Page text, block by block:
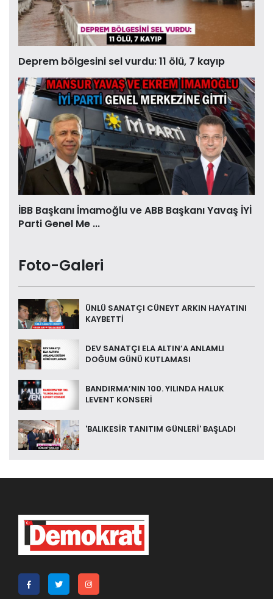
Deprem bölgesini sel vurdu: 11 ölü, 7 kayıp
İBB Başkanı İmamoğlu ve ABB Başkanı Yavaş İYİ
Parti Genel Me ...
Foto-Galeri
ÜNLÜ SANATÇI CÜNEYT ARKIN HAYATINI
KAYBETTİ
DEV SANATÇI ELA ALTIN’A ANLAMLI
DOĞUM GÜNÜ KUTLAMASI
BANDIRMA’NIN 100. YILINDA HALUK
LEVENT KONSERİ
'BALIKESİR TANITIM GÜNLERİ' BAŞLADI